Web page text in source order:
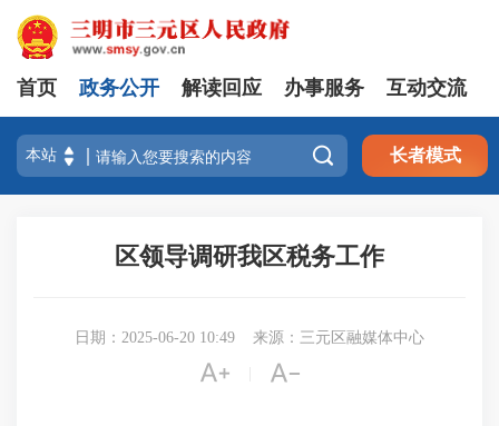
首页 政务公开 解读回应 办事服务 互动交流
 长者模式
区领导调研我区税务工作
日期：2025-06-20 10:49 来源：三元区融媒体中心
 